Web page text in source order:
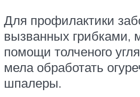
Для профилактики
вызванных грибками,
помощи толченого
мела обработать
шпалеры.